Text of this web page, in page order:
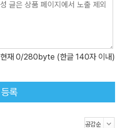
현재 0/280byte (한글 140자 이내)
등록